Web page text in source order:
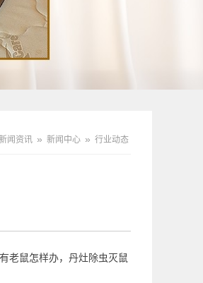
闻资讯 » 新闻中心 » 行业动态
老鼠怎样办， 丹灶除虫灭鼠